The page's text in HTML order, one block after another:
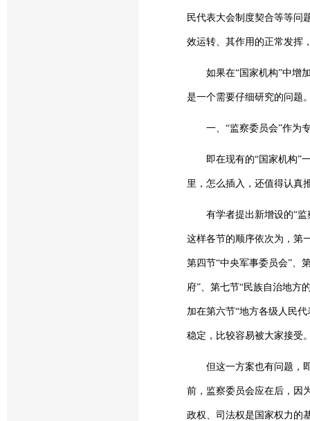
民代表大会制度契合等等
效运转、其作用的正常发挥
如果在“国家机构”中增加
是一个需要仔细研究的问题
一、“监察委员会”作为专
即在现有的“国家机构”一
里，怎么插入，还值得认真
有学者提出新增设的“监
这样各节的顺序依次为，第
第四节“中央军事委员会”、
府”、第七节“民族自治地方
加在第六节“地方各级人民
稳定，比较容易被大家接受
但这一方案也有问题，即
前，监察委员会应在后，因
政权、司法权是国家权力的